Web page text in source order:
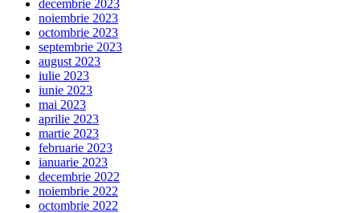
decembrie 2023
noiembrie 2023
octombrie 2023
septembrie 2023
august 2023
iulie 2023
iunie 2023
mai 2023
aprilie 2023
martie 2023
februarie 2023
ianuarie 2023
decembrie 2022
noiembrie 2022
octombrie 2022